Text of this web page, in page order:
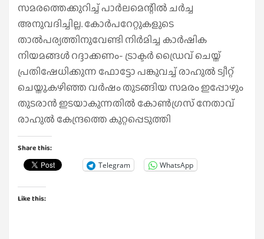
സമരത്തെക്കുറിച്ച്‌ പാര്‍ലമെന്റില്‍ ചര്‍ച്ച
അനുവദിച്ചില്ല. കോര്‍പറേറ്റുകളുടെ
താല്‍പര്യത്തിനുവേണ്ടി നിര്‍മിച്ച കാര്‍ഷിക
നിയമങ്ങള്‍ റദ്ദാക്കണം- ട്രാക്ടര്‍ ഡ്രൈവ് ചെയ്ത്
പ്രതിഷേധിക്കുന്ന ഫോട്ടോ പങ്കുവച്ച്‌ രാഹുല്‍ ട്വീറ്റ്
ചെയ്തു.കഴിഞ്ഞ വര്‍ഷം തുടങ്ങിയ സമരം ഇപ്പോഴും
തുടരാന്‍ ഇടയാകുന്നതില്‍ കോണ്‍ഗ്രസ് നേതാവ്
രാഹുല്‍ കേന്ദ്രത്തെ കുറ്റപ്പെടുത്തി
Share this:
Telegram WhatsApp
Like this: